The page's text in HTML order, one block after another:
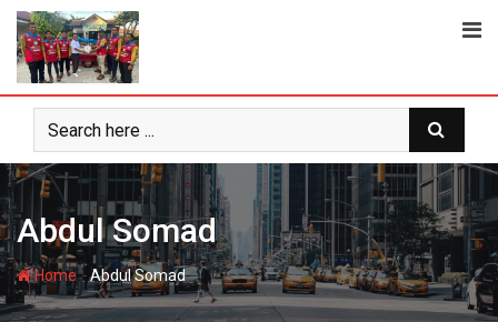
Skip
content
Abdul Somad
Home-Abdul Somad